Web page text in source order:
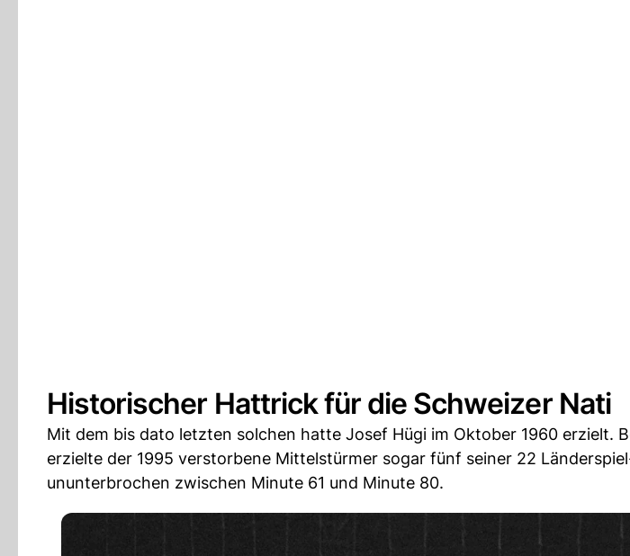
Historischer Hattrick für die Schweizer Nati
Mit dem bis dato letzten solchen hatte Josef Hügi im Oktober 1960 erzielt.
erzielte der 1995 verstorbene Mittelstürmer sogar fünf seiner 22
ununterbrochen zwischen Minute 61 und Minute 80.